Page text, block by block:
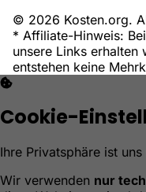
© 2026 Kosten.org.
* Affiliate-Hinweis:
unsere Links
entstehen keine
Cookie-
Ihre Privatsphäre ist
Wir verwenden nur